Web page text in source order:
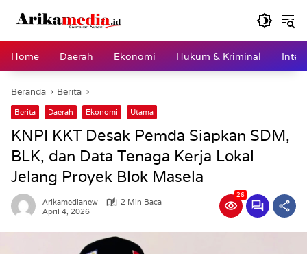
Home
Daerah Ekonomi Hukum & Kriminal
Beranda Berita
Berita Daerah Ekonomi Utama
KNPI KKT Desak Pemda Siapkan SDM,
BLK, dan Data Tenaga Kerja Lokal
Jelang Proyek Blok Masela
Arikamedianew
2 Min Baca
April 4, 2026
26